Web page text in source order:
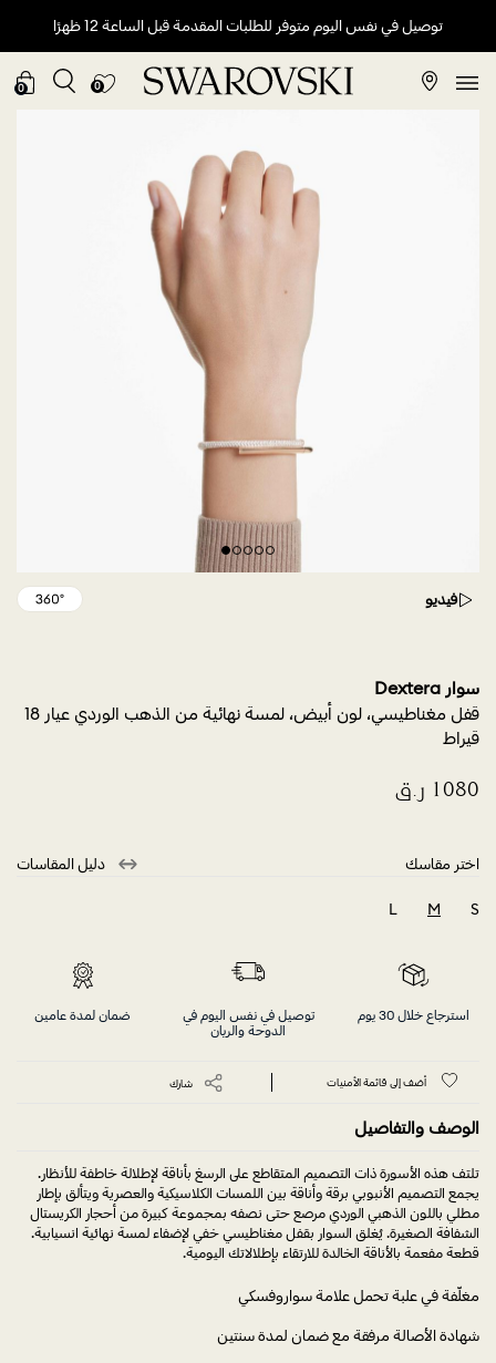
توصيل في نفس اليوم متوفر للطلبات المقدمة قبل الساعة 12 ظهرًا
0
0
فيديو
سوار Dextera
قفل مغناطيسي، لون أبيض، لمسة نهائية من الذهب الوردي عيار 18
قيراط
اختر مقاسك دليل المقاسات
S
M
L
استرجاع خلال 30 يوم
توصيل في نفس اليوم في
الدوحة والريان
ضمان لمدة عامين
أضف إلى قائمة الأمنيات شارك
الوصف والتفاصيل
تلتف هذه الأسورة ذات التصميم المتقاطع على الرسغ بأناقة لإطلالة خاطفة للأنظار.
يجمع التصميم الأنبوبي برقة وأناقة بين اللمسات الكلاسيكية والعصرية ويتألق بإطار
مطلي باللون الذهبي الوردي مرصع حتى نصفه بمجموعة كبيرة من أحجار الكريستال
الشفافة الصغيرة. يُغلق السوار بقفل مغناطيسي خفي لإضفاء لمسة نهائية انسيابية.
قطعة مفعمة بالأناقة الخالدة للارتقاء بإطلالاتك اليومية.
مغلّفة في علبة تحمل علامة سواروفسكي
شهادة الأصالة مرفقة مع ضمان لمدة سنتين